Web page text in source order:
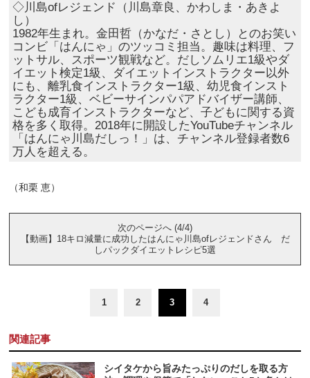
◇川島ofレジェンド（川島章良、かわしま・あきよ
し）
1982年生まれ。金田哲（かなだ・さとし）とのお笑い
コンビ「はんにゃ」のツッコミ担当。趣味は料理、フ
ットサル、スポーツ観戦など。だしソムリエ1級やダ
イエット検定1級、ダイエットインストラクター以外
にも、離乳食インストラクター1級、幼児食インスト
ラクター1級、ベビーサインパパアドバイザー講師、
こども成育インストラクターなど、子どもに関する資
格を多く取得。2018年に開設したYouTubeチャンネル
「はんにゃ川島だしっ！」は、チャンネル登録者数6
万人を超える。
（和栗 恵）
次のページへ (4/4)
【動画】18キロ減量に成功したはんにゃ川島ofレジェンドさん だ
しパックダイエットレシピ5選
1 2 3 4
関連記事
シイタケから旨みたっぷりのだしを取る方